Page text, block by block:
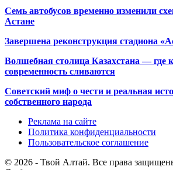
Семь автобусов временно изменили
Астане
Завершена реконструкция стадиона
Волшебная столица Казахстана — где
современность сливаются
Советский миф о чести и реальная
собственного народа
Реклама на сайте
Политика конфиденциальности
Пользовательское соглашение
© 2026 - Твой Алтай. Все права